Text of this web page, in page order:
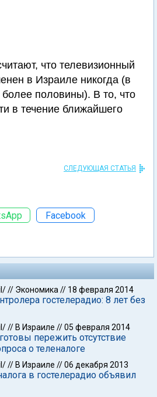
что телевизионный
в Израиле никогда (в
половины). В то, что
в течение ближайшего
СЛЕДУЮЩАЯ СТАТЬЯ
Facebook
// Экономика // 18 февраля 2014
гостелерадио: 8 лет без
// В Израиле //05 февраля 2014
пережить отсутствие
о теленалоге
// В Израиле //06 декабря 2013
в гостелерадио объявил